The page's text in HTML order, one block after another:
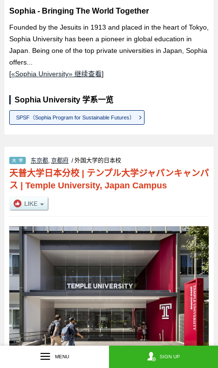
Sophia - Bringing The World Together
Founded by the Jesuits in 1913 and placed in the heart of Tokyo,
Sophia University has been a pioneer in global education in
Japan. Being one of the top private universities in Japan, Sophia
offers...
[«Sophia University» 继续查看]
Sophia University 学系一览
SPSF（Sophia Program for Sustainable Futures）
东京都,京都府 / 外国大学的日本校
天普大学日本分校| テンプル大学ジャパンキャンパ
ス
Temple University, Japan Campus
MENU SIGN UP